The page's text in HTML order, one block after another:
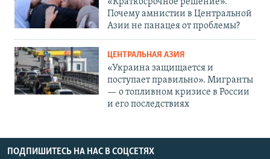
«Краткосрочное решение».
Почему амнистии в Центральной
Азии не панацея от проблемы?
ЦЕНТРАЛЬНАЯ АЗИЯ
«Украина защищается и
поступает правильно». Мигранты
— о топливном кризисе в России
и его последствиях
ПОДПИШИТЕСЬ НА НАС В СОЦСЕТЯХ